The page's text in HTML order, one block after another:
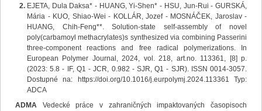
EJETA, Dula Daksa* - HUANG, Yi-Shen* - HSU, Jun-Rui - GURSKÁ,
Mária - KUO, Shiao-Wei - KOLLÁR, Jozef - MOSNÁČEK, Jaroslav -
HUANG, Chih-Feng**. Solution-state self-assembly of novel
poly(carbamoyl methacrylates)s synthesized via combining Passerini
three-component reactions and free radical polymerizations. In
European Polymer Journal, 2024, vol. 218, art.no. 113361, [8] p.
(2023: 5.8 - IF, Q1 - JCR, 0.982 - SJR, Q1 - SJR). ISSN 0014-3057.
Dostupné na: https://doi.org/10.1016/j.eurpolymj.2024.113361 Typ:
ADCA
ADMA Vedecké práce v zahraničných impaktovaných časopisoch